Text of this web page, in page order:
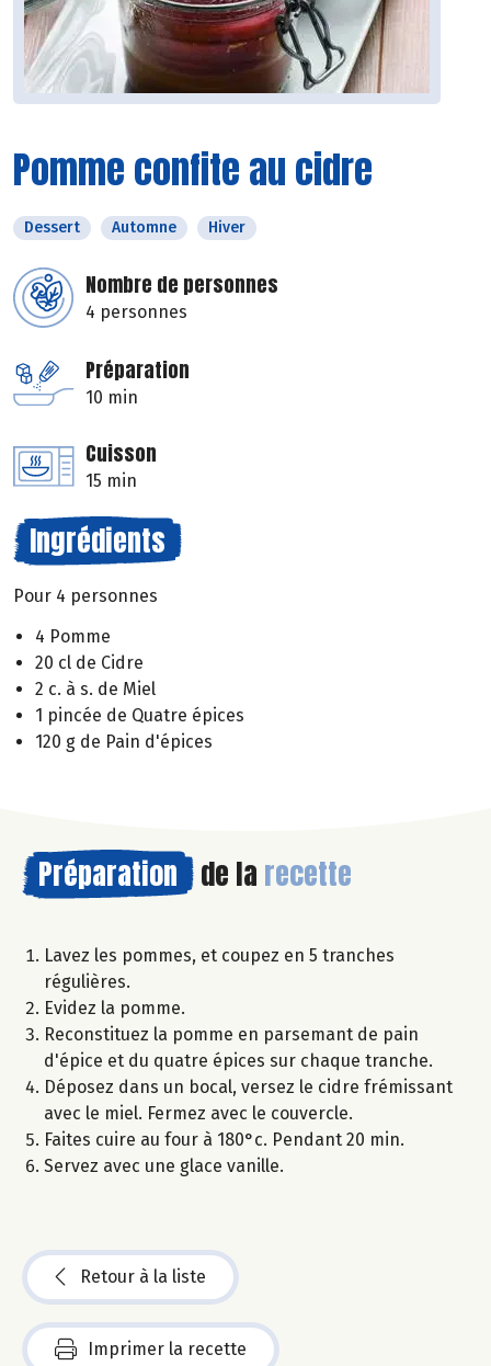
Pomme confite au cidre
Dessert Automne Hiver
Nombre de personnes
4 personnes
Préparation
10 min
Cuisson
15 min
Ingrédients
Pour 4 personnes
4 Pomme
20 cl de Cidre
2 c. à s. de Miel
1 pincée de Quatre épices
120 g de Pain d'épices
Préparation de la recette
Lavez les pommes, et coupez en 5 tranches
régulières.
Evidez la pomme.
Reconstituez la pomme en parsemant de pain
d'épice et du quatre épices sur chaque tranche.
Déposez dans un bocal, versez le cidre frémissant
avec le miel. Fermez avec le couvercle.
Faites cuire au four à 180°c. Pendant 20 min.
Servez avec une glace vanille.
Retour à la liste
Imprimer la recette